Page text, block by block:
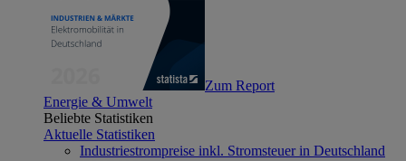
Zum Report
Energie & Umwelt
Beliebte Statistiken
Aktuelle Statistiken
Industriestrompreise inkl. Stromsteuer in Deutschland